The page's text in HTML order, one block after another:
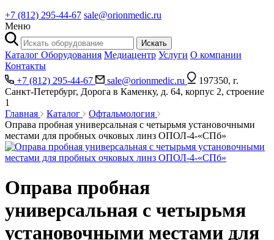
+7 (812) 295-44-67 sale@orionmedic.ru
Меню
Искать
Каталог Оборудования Медиацентр Услуги О компании
Контакты
+7 (812) 295-44-67
sale@orionmedic.ru
197350, г.
Санкт-Петербург, Дорога в Каменку, д. 64, корпус 2, строение
1
Главная
Каталог
Офтальмология
Оправа пробная универсальная с четырьмя установочными
местами для пробных очковых линз ОПОЛ-4-«СПб»
Оправа пробная
универсальная с четырьмя
установочными местами для